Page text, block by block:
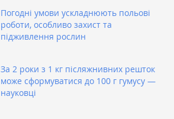
Погодні умови ускладнюють польові
роботи, особливо захист та
підживлення рослин
За 2 роки з 1 кг післяжнивних решток
може сформуватися до 100 г гумусу —
науковці